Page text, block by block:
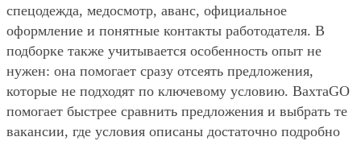
спецодежда, медосмотр, аванс, официальное
оформление и понятные контакты работодателя. В
подборке также учитывается особенность опыт не
нужен: она помогает сразу отсеять предложения,
которые не подходят по ключевому условию. ВахтаGO
помогает быстрее сравнить предложения и выбрать те
вакансии, где условия описаны достаточно подробно